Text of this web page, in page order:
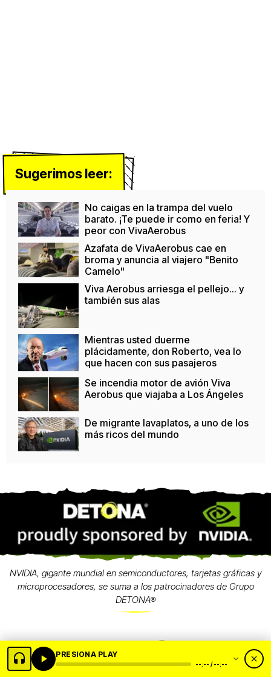
Sugerimos leer:
No caigas en la trampa del vuelo
barato. ¡Te puede ir como en feria! Y
peor con VivaAerobus
Azafata de VivaAerobus cae en
broma y anuncia al viajero "Benito
Camelo"
Viva Aerobus arriesga el pellejo... y
también sus alas
Mientras usted duerme
plácidamente, don Roberto, vea lo
que hacen con sus pasajeros
Se incendia motor de avión Viva
Aerobus que viajaba a Los Ángeles
De migrante lavaplatos, a uno de los
más ricos del mundo
NVIDIA, gigante mundial en semiconductores, tarjetas gráficas y
microprocesadores, se suma a los patrocinadores de Grupo
DETONA®
PRESIONA PLAY
--:-- / --:--